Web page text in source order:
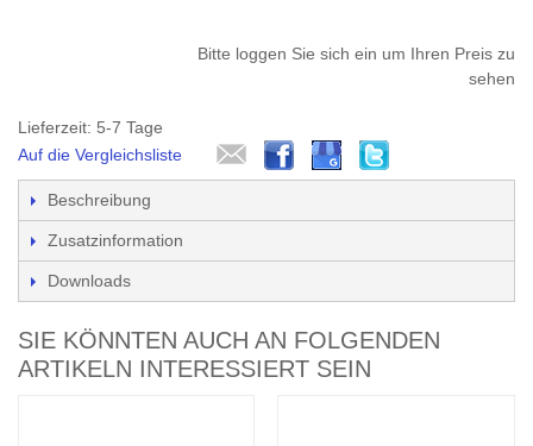
Bitte loggen Sie sich ein um Ihren Preis zu
sehen
Lieferzeit: 5-7 Tage
Auf die Vergleichsliste
Beschreibung
Zusatzinformation
Downloads
SIE KÖNNTEN AUCH AN FOLGENDEN
ARTIKELN INTERESSIERT SEIN